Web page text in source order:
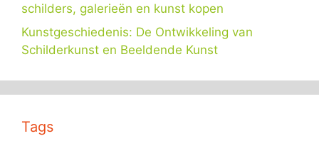
schilders, galerieën en kunst kopen
Kunstgeschiedenis: De Ontwikkeling van
Schilderkunst en Beeldende Kunst
Tags